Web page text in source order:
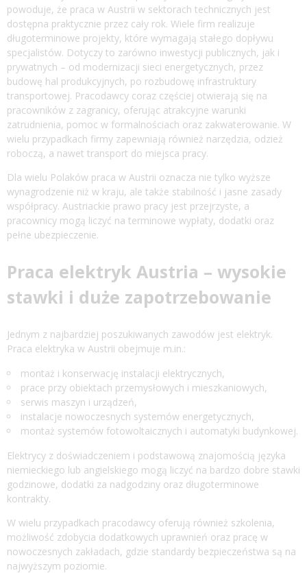
powoduje, że praca w Austrii w sektorach technicznych jest
dostępna praktycznie przez cały rok. Wiele firm realizuje
długoterminowe projekty, które wymagają stałego dopływu
specjalistów. Dotyczy to zarówno inwestycji publicznych, jak i
prywatnych – od modernizacji sieci energetycznych, przez
budowę hal produkcyjnych, po rozbudowę infrastruktury
transportowej. Pracodawcy coraz częściej otwierają się na
pracowników z zagranicy, oferując atrakcyjne warunki
zatrudnienia, pomoc w formalnościach oraz zakwaterowanie. W
wielu przypadkach firmy zapewniają również narzędzia, odzież
roboczą, a nawet transport do miejsca pracy.
Dla wielu Polaków praca w Austrii oznacza nie tylko wyższe
wynagrodzenie niż w kraju, ale także stabilność i jasne zasady
współpracy. Austriackie prawo pracy jest przejrzyste, a
pracownicy mogą liczyć na terminowe wypłaty, dodatki oraz
pełne ubezpieczenie.
Praca elektryk Austria – wysokie
stawki i duże zapotrzebowanie
Jednym z najbardziej poszukiwanych zawodów jest elektryk.
Praca elektryka w Austrii obejmuje m.in.:
montaż i konserwację instalacji elektrycznych,
prace przy obiektach przemysłowych i mieszkaniowych,
serwis maszyn i urządzeń,
instalacje nowoczesnych systemów energetycznych,
montaż systemów fotowoltaicznych i automatyki budynkowej.
Elektrycy z doświadczeniem i podstawową znajomością języka
niemieckiego lub angielskiego mogą liczyć na bardzo dobre stawki
godzinowe, dodatki za nadgodziny oraz długoterminowe
kontrakty.
W wielu przypadkach pracodawcy oferują również szkolenia,
możliwość zdobycia dodatkowych uprawnień oraz pracę w
nowoczesnych zakładach, gdzie standardy bezpieczeństwa są na
najwyższym poziomie.